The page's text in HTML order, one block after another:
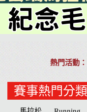
賽事熱門分類